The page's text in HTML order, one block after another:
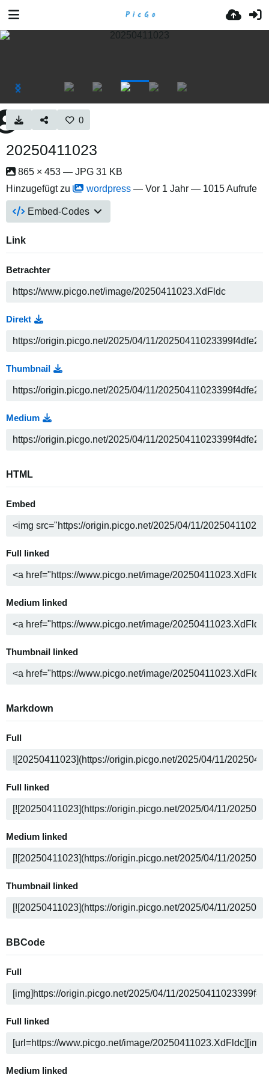
0
20250411023
865 × 453 — JPG 31 KB
Hinzugefügt zu
wordpress — Vor 1 Jahr — 1015 Aufrufe
Embed-Codes
Link
Betrachter
Direkt
Thumbnail
Medium
HTML
Embed
Full linked
Medium linked
Thumbnail linked
Markdown
Full
Full linked
Medium linked
Thumbnail linked
BBCode
Full
Full linked
Medium linked